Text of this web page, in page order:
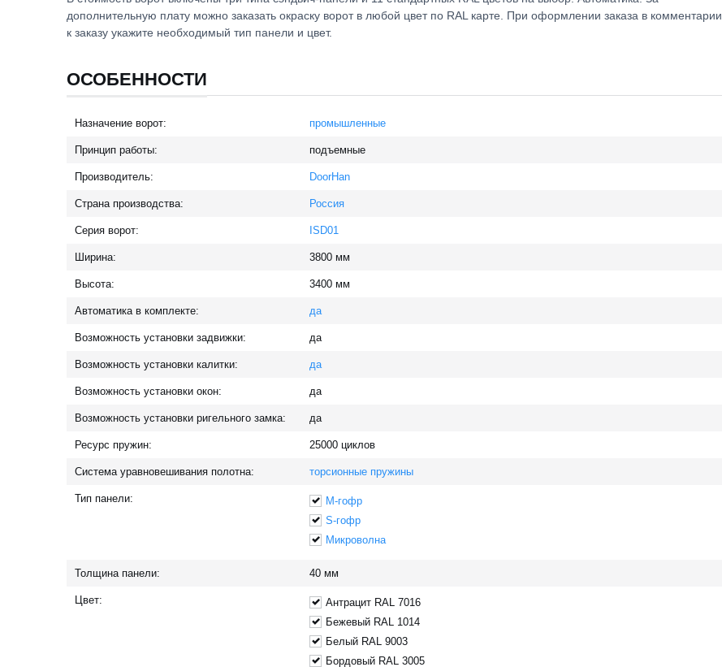
дополнительную плату можно заказать окраску ворот в любой цвет по RAL карте. При оформлении заказа в комментарии
к заказу укажите необходимый тип панели и цвет.
ОСОБЕННОСТИ
Назначение ворот: промышленные
Принцип работы: подъемные
Производитель: DoorHan
Страна производства: Россия
Серия ворот: ISD01
Ширина: 3800 мм
Высота: 3400 мм
Автоматика в комплекте: да
Возможность установки задвижки: да
Возможность установки калитки: да
Возможность установки окон: да
Возможность установки ригельного замка: да
Ресурс пружин: 25000 циклов
Система уравновешивания полотна: торсионные пружины
Тип панели:
M-гофр
S-гофр
Микроволна
Толщина панели: 40 мм
Цвет:
Антрацит RAL 7016
Бежевый RAL 1014
Белый RAL 9003
Бордовый RAL 3005